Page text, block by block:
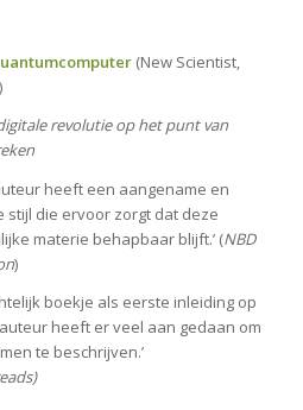
(New Scientist,
revolutie op het punt van
heeft een aangename en
stijl die ervoor zorgt dat deze
materie behapbaar blijft.’ (NBD
)
boekje als eerste inleiding op
heeft er veel aan gedaan om
te beschrijven.’